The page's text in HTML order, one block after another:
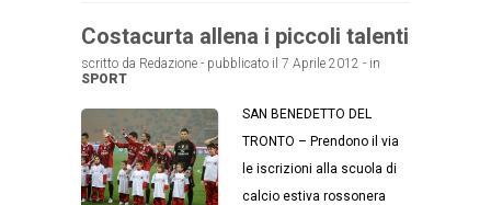
Costacurta allena i piccoli talenti
scritto da Redazione - pubblicato il 7 Aprile 2012 - in
SPORT
SAN BENEDETTO DEL
TRONTO – Prendono il via
le iscrizioni alla scuola di
calcio estiva rossonera